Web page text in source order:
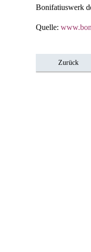
Bonifatiuswerk
Quelle:
Zurück